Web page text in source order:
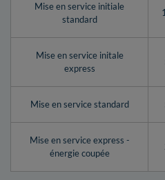
Mise en service initiale
standard
Mise en service initale
express
Mise en service standard
Mise en service express -
énergie coupée